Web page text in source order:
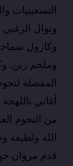
التسعينيات
ونوال
وكارول
وملحم زين.
المفضلة
أغاني
من النجوم
الله
قدم مروان